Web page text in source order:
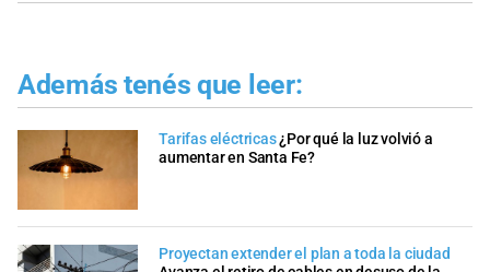
Además tenés que leer:
Tarifas eléctricas¿Por qué la luz volvió a
aumentar en Santa Fe?
Proyectan extender el plan a toda la ciudad